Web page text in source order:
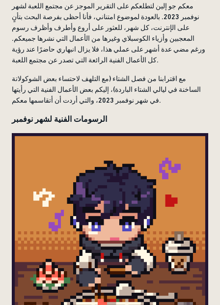
معكم جو إلين لتطلعكم على التقرير الموجز عن مجتمع اللعبة لشهر
نوفمبر 2023. بالعودة لموضوع امتناني، فأنا أحظى بفرصة البحث بتأنٍ
على الإنترنت، كل شهر، للعثور على أروع وأطرف وأظرف رسوم
المعجبين وأزياء الكوسبلاي وغيرها من الأعمال التي نشرها جميعكم.
ورغم مضي عدة أشهر على عملي هذا، فلا يزال انبهاري حاضرًا عند رؤية
كل الأعمال الفنية الرائعة التي تصدر عن مجتمع اللعبة.
مع اقترابنا من فصل الشتاء (مع التلهف لاحتساء بعض الشوكولاتة
الساخنة في ليالي الشتاء الباردة)، إليكم بعض الأعمال الفنية التي رأيتها
في شهر نوفمبر 2023، والتي أردت أن أتقاسمها معكم.
الرسومات الفنية لشهر نوفمبر